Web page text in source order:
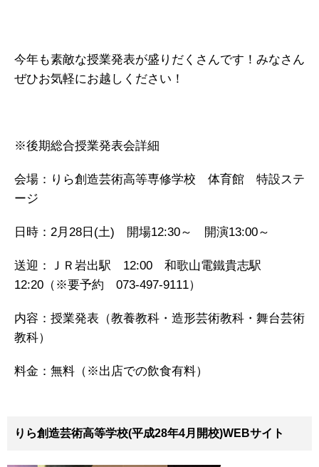
今年も素敵な授業発表が盛りだくさんです！みなさん
ぜひお気軽にお越しください！
※後期総合授業発表会詳細
会場：りら創造芸術高等専修学校 体育館 特設ステ
ージ
日時：2月28日(土) 開場12:30～ 開演13:00～
送迎：ＪＲ岩出駅 12:00 和歌山電鐵貴志駅
12:20（※要予約 073-497-9111）
内容：授業発表（教養教科・造形芸術教科・舞台芸術
教科）
料金：無料（※出店での飲食有料）
りら創造芸術高等学校(平成28年4月開校)WEBサイト